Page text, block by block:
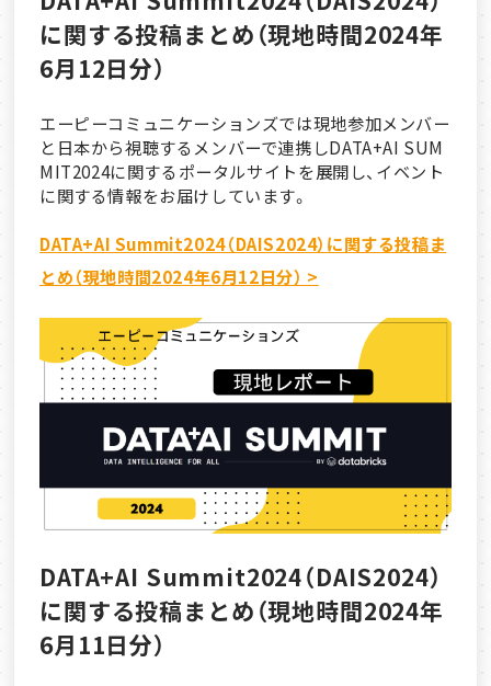
に関する投稿まとめ（現地時間2024年
6月12日分）
エーピーコミュニケーションズでは現地参加メンバー
と日本から視聴するメンバーで連携しDATA+AI SUM
MIT2024に関するポータルサイトを展開し、イベント
に関する情報をお届けしています。
DATA+AI Summit2024（DAIS2024）に関する投稿ま
とめ（現地時間2024年6月12日分） >
DATA+AI Summit2024（DAIS2024）
に関する投稿まとめ（現地時間2024年
6月11日分）